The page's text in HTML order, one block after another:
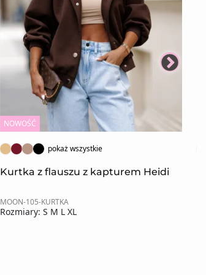
NOWOŚĆ
pokaż wszystkie
Kurtka z flauszu z kapturem Heidi
MOON-105-KURTKA
Rozmiary: S M L XL